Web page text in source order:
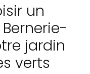
un
jardin
verts